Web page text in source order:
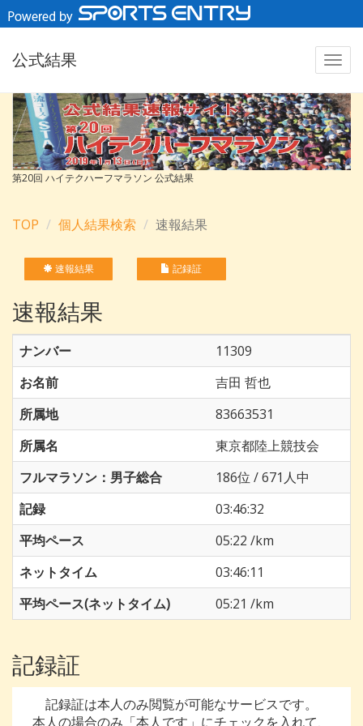
公式結果
第20回 ハイテクハーフマラソン 公式結果
TOP 個人結果検索 速報結果
速報結果 記録証
速報結果
ナンバー
11309
お名前
吉田 哲也
所属地
83663531
所属名
東京都陸上競技会
フルマラソン：男子総合
186位 / 671人中
記録
03:46:32
平均ペース
05:22 /km
ネットタイム
03:46:11
平均ペース(ネットタイム)
05:21 /km
記録証
記録証は本人のみ閲覧が可能なサービスです。
本人の場合のみ「本人です」にチェックを入れて、